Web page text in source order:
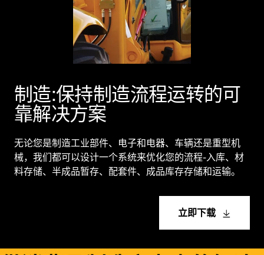
制造:保持制造流程运转的可
靠解决方案
无论您是制造工业部件、电子和电器、车辆还是重型机
械，我们都可以设计一个系统来优化您的流程-入库、材
料存储、半成品暂存、配套件、成品库存存储和运输。
立即下载